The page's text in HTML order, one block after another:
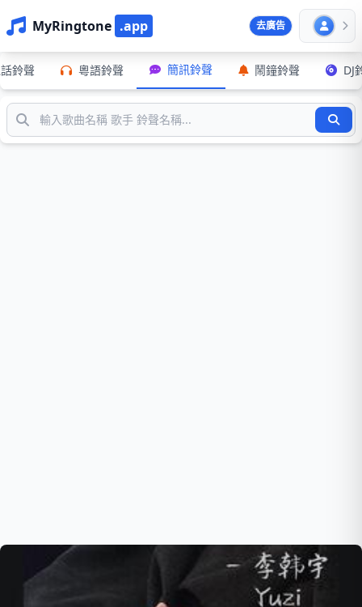
MyRingtone .app 去廣告
鈴聲 粵語鈴聲 簡訊鈴聲 鬧鐘鈴聲 DJ